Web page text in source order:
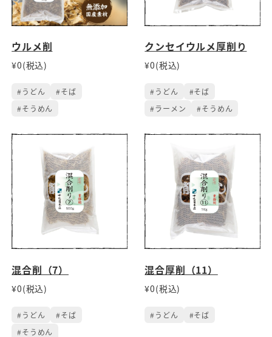
ウルメ削
¥0(税込)
#うどん
#そば
#そうめん
クンセイウルメ厚削り
¥0(税込)
#うどん
#そば
#ラーメン
#そうめん
混合削（7）
¥0(税込)
#うどん
#そば
#そうめん
混合厚削（11）
¥0(税込)
#うどん #そば